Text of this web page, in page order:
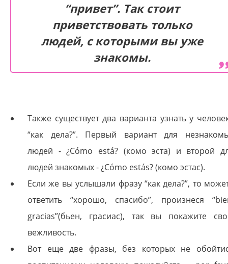
“привет”. Так стоит
приветствовать только
людей, с которыми вы уже
знакомы.
Также существует два варианта узнать у
“как дела?”. Первый вариант для
людей - ¿Cómo está? (комо эста) и второй
людей знакомых - ¿Cómo estás? (комо эстас).
Если же вы услышали фразу “как дела?”, то
ответить “хорошо, спасибо”, произнеся
gracias”(бьен, грасиас), так вы покажите
вежливость.
Вот еще две фразы, без которых не